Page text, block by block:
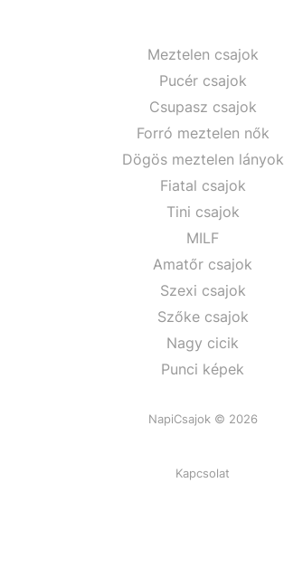
Meztelen csajok
Pucér csajok
Csupasz csajok
Forró meztelen nők
Dögös meztelen lányok
Fiatal csajok
Tini csajok
MILF
Amatőr csajok
Szexi csajok
Szőke csajok
Nagy cicik
Punci képek
NapiCsajok © 2026
Kapcsolat